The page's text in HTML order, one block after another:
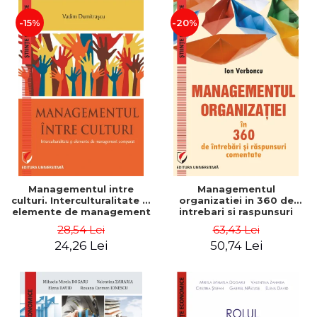
-15%
Managementul intre
culturi. Interculturalitate si
elemente de management
Dumitrascu
28,54 Lei
24,26 Lei
-20%
Managementul
organizatiei in 360 de
intrebari si raspunsuri
63,43 Lei
50,74 Lei